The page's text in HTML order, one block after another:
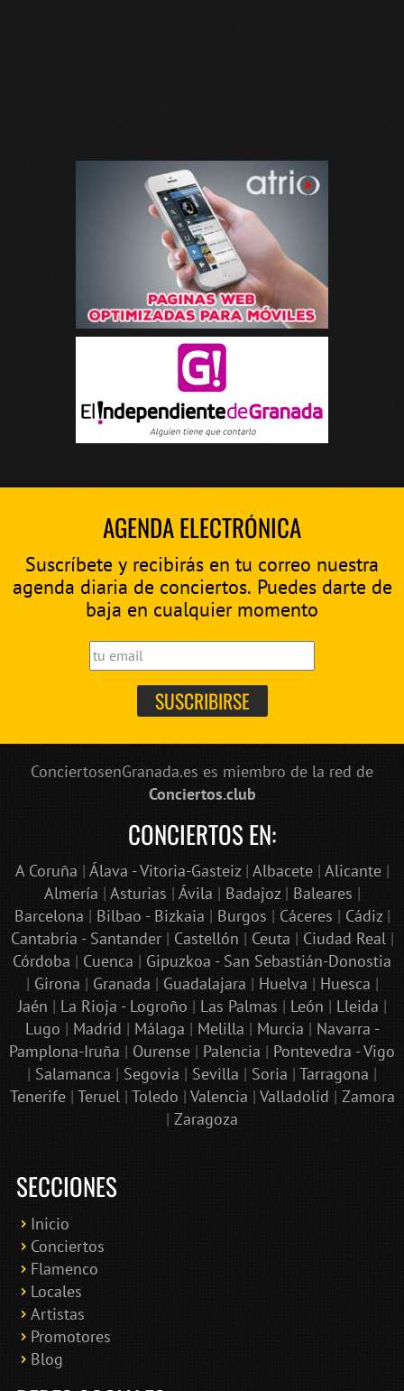
AGENDA ELECTRÓNICA
Suscríbete y recibirás en tu correo nuestra
agenda diaria de conciertos. Puedes darte de
baja en cualquier momento
ConciertosenGranada.es es miembro de la red de
Conciertos.club
CONCIERTOS EN:
A Coruña | Álava - Vitoria-Gasteiz| Albacete| Alicante|
Almería | Asturias | Ávila | Badajoz| Baleares |
Barcelona | Bilbao - Bizkaia | Burgos | Cáceres | Cádiz|
Cantabria - Santander| Castellón | Ceuta | Ciudad Real|
Córdoba | Cuenca | Gipuzkoa - San Sebastián-Donostia
| Girona | Granada | Guadalajara | Huelva | Huesca |
Jaén | La Rioja - Logroño | Las Palmas | León | Lleida |
Lugo | Madrid | Málaga | Melilla | Murcia | Navarra -
Pamplona-Iruña | Ourense | Palencia | Pontevedra - Vigo
| Salamanca | Segovia | Sevilla | Soria | Tarragona |
Tenerife| Teruel| Toledo | Valencia | Valladolid | Zamora
| Zaragoza
SECCIONES
Inicio
Conciertos
Flamenco
Locales
Artistas
Promotores
Blog